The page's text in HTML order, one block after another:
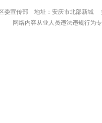
区委宣传部 地址：安庆市北
网络内容从业人员违法违规行